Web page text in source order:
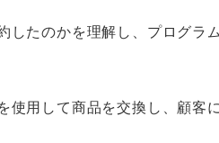
したのかを理解し、プログラ
使用して商品を交換し、顧客